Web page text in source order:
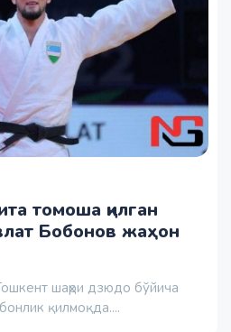
томоша қилган
Бобонов жаҳон
шаҳри дзюдо бўйича
қилмоқда....